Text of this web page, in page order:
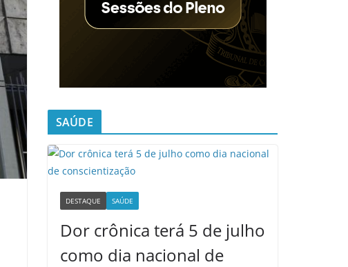
SAÚDE
DESTAQUE SAÚDE
Dor crônica terá 5 de julho
como dia nacional de